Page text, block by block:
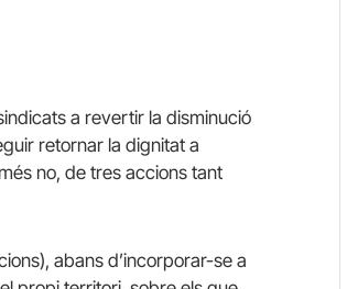
a revertir la disminució
retornar la dignitat a
no, de tres accions tant
abans d’incorporar-se a